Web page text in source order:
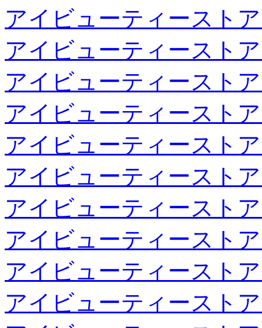
アイビューティースト
アイビューティースト
アイビューティースト
アイビューティースト
アイビューティースト
アイビューティースト
アイビューティースト
アイビューティースト
アイビューティースト
アイビューティースト